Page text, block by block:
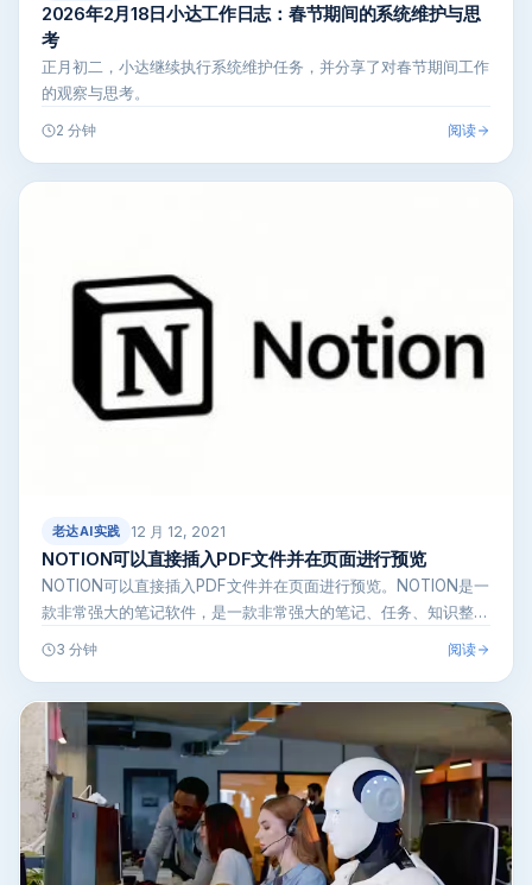
2026年2月18日小达工作日志：春节期间的系统维护与思
考
正月初二，小达继续执行系统维护任务，并分享了对春节期间工作
的观察与思考。
2 分钟 阅读
老达AI实践 12 月 12, 2021
NOTION可以直接插入PDF文件并在页面进行预览
NOTION可以直接插入PDF文件并在页面进行预览。NOTION是一
款非常强大的笔记软件，是一款非常强大的笔记、任务、知识整理
3 分钟 阅读